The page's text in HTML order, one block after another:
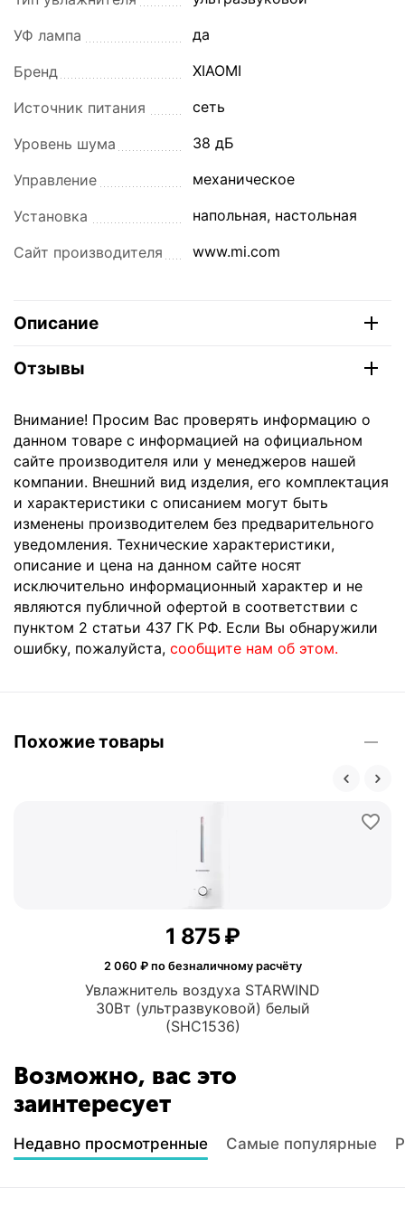
УФ лампа да
Бренд XIAOMI
Источник питания сеть
Уровень шума 38 дБ
Управление механическое
Установка напольная, настольная
Сайт производителя www.mi.com
Описание
Отзывы
Внимание! Просим Вас проверять информацию о
данном товаре с информацией на официальном
сайте производителя или у менеджеров нашей
компании. Внешний вид изделия, его комплектация
и характеристики с описанием могут быть
изменены производителем без предварительного
уведомления. Технические характеристики,
описание и цена на данном сайте носят
исключительно информационный характер и не
являются публичной офертой в соответствии с
пунктом 2 статьи 437 ГК РФ. Если Вы обнаружили
ошибку, пожалуйста, сообщите нам об этом.
Похожие товары
Увлажнитель воздуха STARWIND
30Вт (ультразвуковой) белый
(SHC1536)
1 875₽
2 060 ₽ по безналичному расчёту
Возможно, вас это
заинтересует
Недавно просмотренные Самые популярные